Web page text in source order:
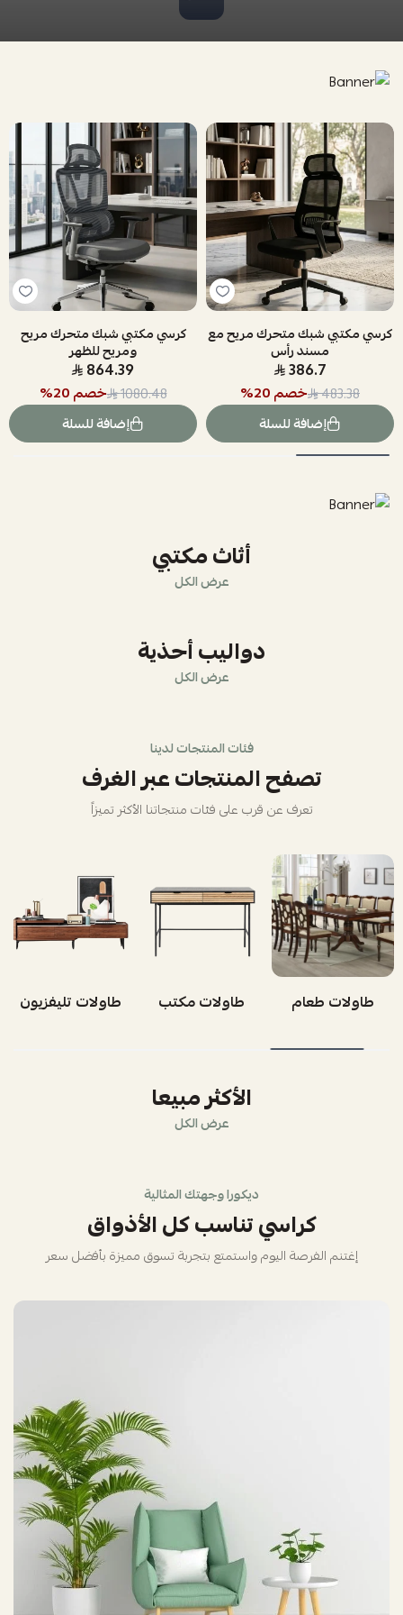
كرسي مكتبي شبك متحرك مريح مع
مسند رأس
386.7
483.38 خصم20
%
إضافة للسلة
كرسي مكتبي شبك متحرك مريح
ومريح للظهر
864.39
1080.48 خصم20
%
إضافة للسلة
أثاث مكتبي
عرض الكل
دواليب أحذية
عرض الكل
فئات المنتجات لدينا
تصفح المنتجات عبر الغرف
تعرف عن قرب على فئات منتجاتنا الأكثر تميزاً
طاولات طعام طاولات مكتب طاولات تليفزيون
الأكثر مبيعا
عرض الكل
ديكورا وجهتك المثالية
كراسي تناسب كل الأذواق
إغتنم الفرصة اليوم واستمتع بتجربة تسوق مميزة بأفضل سعر